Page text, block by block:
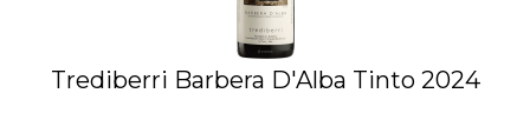
Trediberri Barbera D'Alba Tinto 2024